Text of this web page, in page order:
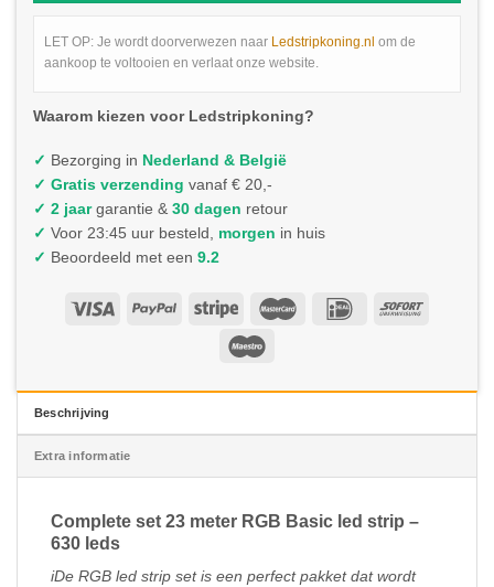
LET OP: Je wordt doorverwezen naar Ledstripkoning.nl om de
aankoop te voltooien en verlaat onze website.
Waarom kiezen voor Ledstripkoning?
✓ Bezorging in Nederland & België
✓ Gratis verzending vanaf € 20,-
✓ 2 jaargarantie & 30 dagen retour
✓ Voor 23:45 uur besteld, morgen in huis
✓ Beoordeeld met een 9.2
Beschrijving
Extra informatie
Complete set 23 meter RGB Basic led strip –
630 leds
iDe RGB led strip set is een perfect pakket dat wordt